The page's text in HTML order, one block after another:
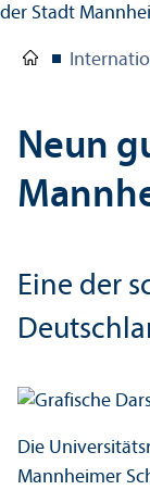
Neun
Eine der
Die
Mannheimer